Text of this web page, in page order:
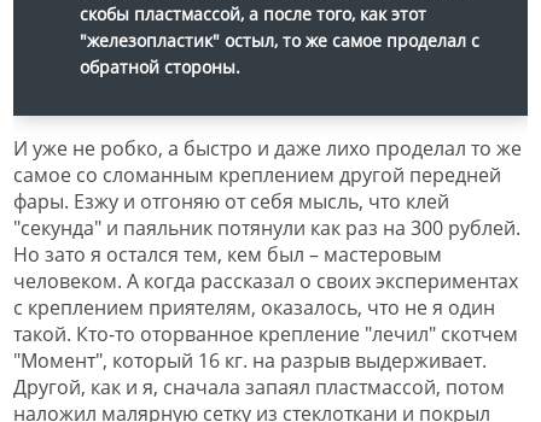
скобы пластмассой, а после того, как этот
"железопластик" остыл, то же самое проделал с
обратной стороны.
И уже не робко, а быстро и даже лихо проделал то же
самое со сломанным креплением другой передней
фары. Езжу и отгоняю от себя мысль, что клей
"секунда" и паяльник потянули как раз на 300 рублей.
Но зато я остался тем, кем был – мастеровым
человеком. А когда рассказал о своих экспериментах
с креплением приятелям, оказалось, что не я один
такой. Кто-то оторванное крепление "лечил" скотчем
"Момент", который 16 кг. на разрыв выдерживает.
Другой, как и я, сначала запаял пластмассой, потом
наложил малярную сетку из стеклоткани и покрыл